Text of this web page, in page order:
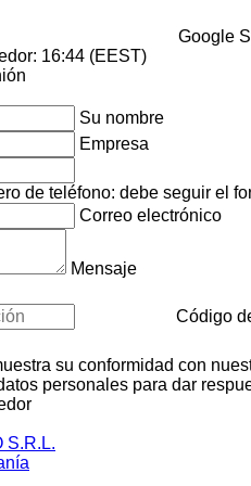
Google
16:44 (EEST)
Su nombre
Empresa
de teléfono: debe seguir el
Correo electrónico
Mensaje
Código
su conformidad con
personales para dar
S.R.L.